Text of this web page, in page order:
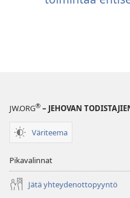
JW.ORG® – JEHOVAN
Väriteema
Pikavalinnat
Jätä yhteydenottopyyntö